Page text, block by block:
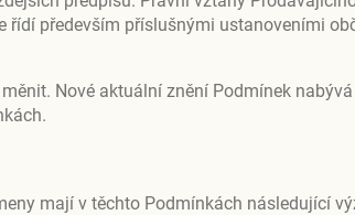
především příslušnými ustanoveními
Nové aktuální znění Podmínek nabývá
mají v těchto Podmínkách následující